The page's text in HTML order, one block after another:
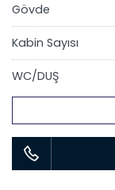
Gövde
Kabin Sayısı
WC/DUŞ